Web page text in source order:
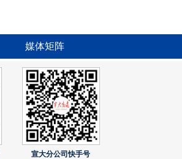
媒体矩阵
宣大分公司快手号